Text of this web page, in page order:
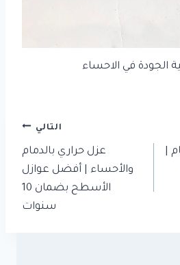
الجودة في الاحساء
|
التالي
عزل حراري بالدمام
والأحساء | أفضل عوازل
الأسطح بضمان 10
سنوات